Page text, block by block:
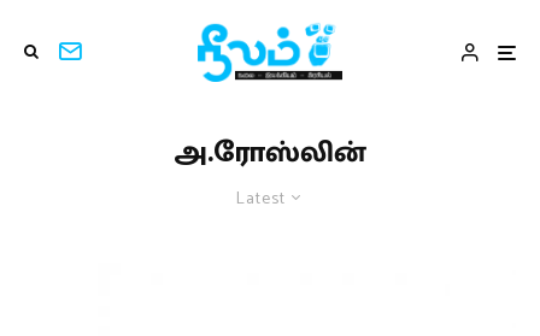
அ.ரோஸ்லின்
Latest